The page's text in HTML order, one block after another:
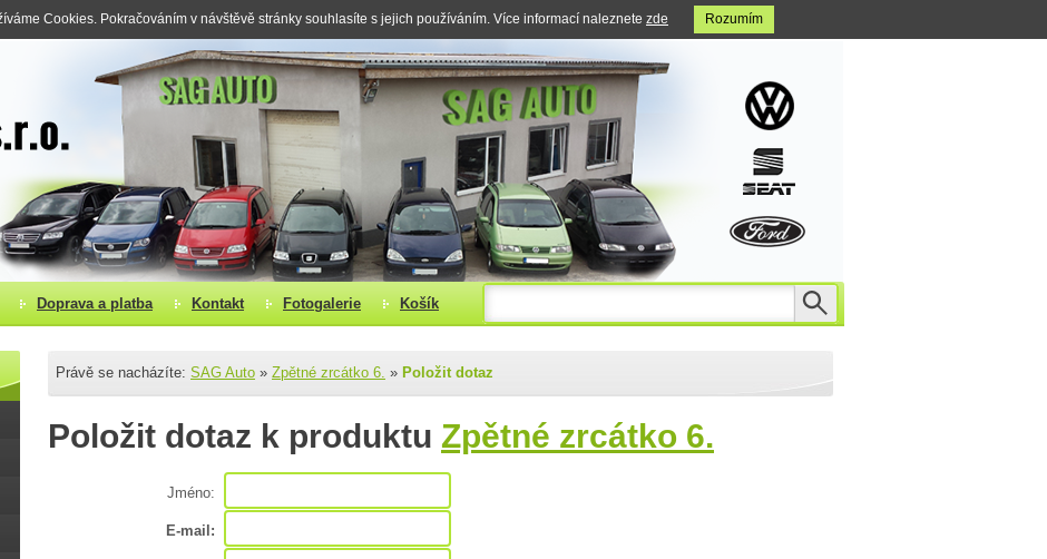
Cookies. Pokračováním v návštěvě stránky souhlasíte s jejich používáním. Více informací naleznete zde Rozumím
Doprava a platba Kontakt Fotogalerie Košík
Právě se nacházíte: SAG Auto » Zpětné zrcátko 6. » Položit dotaz
Položit dotaz k produktu Zpětné zrcátko 6.
Jméno:
E-mail: